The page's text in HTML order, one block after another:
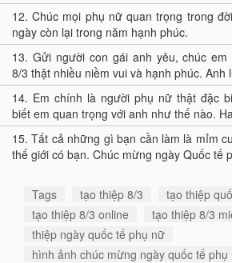
12.Chúc mọi phụ nữ quan trọng trong
ngày còn lại trong năm hạnh phúc.
13. Gửi người con gái anh yêu, chúc em
8/3 thật nhiều niềm vui và hạnh phúc. Anh
14. Em chính là người phụ nữ thật đặc
biết em quan trọng với anh như thế nào.
15.Tất cả những gì bạn cần làm là mỉm
thế giới có bạn. Chúc mừng ngày Quốc tế
Tags tạo thiệp 8/3
tạo thiệp
tạo thiệp 8/3 online
tạo thiệp 8/3
thiệp ngày quốc tế phụ nữ
hình ảnh chúc mừng ngày quốc tế phụ